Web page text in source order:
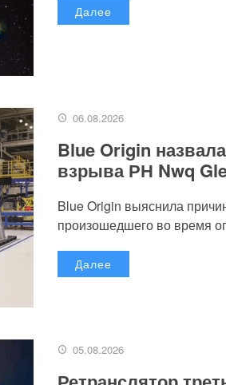
Далее
06.08.2026
Blue Origin
взрыва РН Nwq
Blue Origin выяснила
произошедшего во время
Далее
05.08.2026